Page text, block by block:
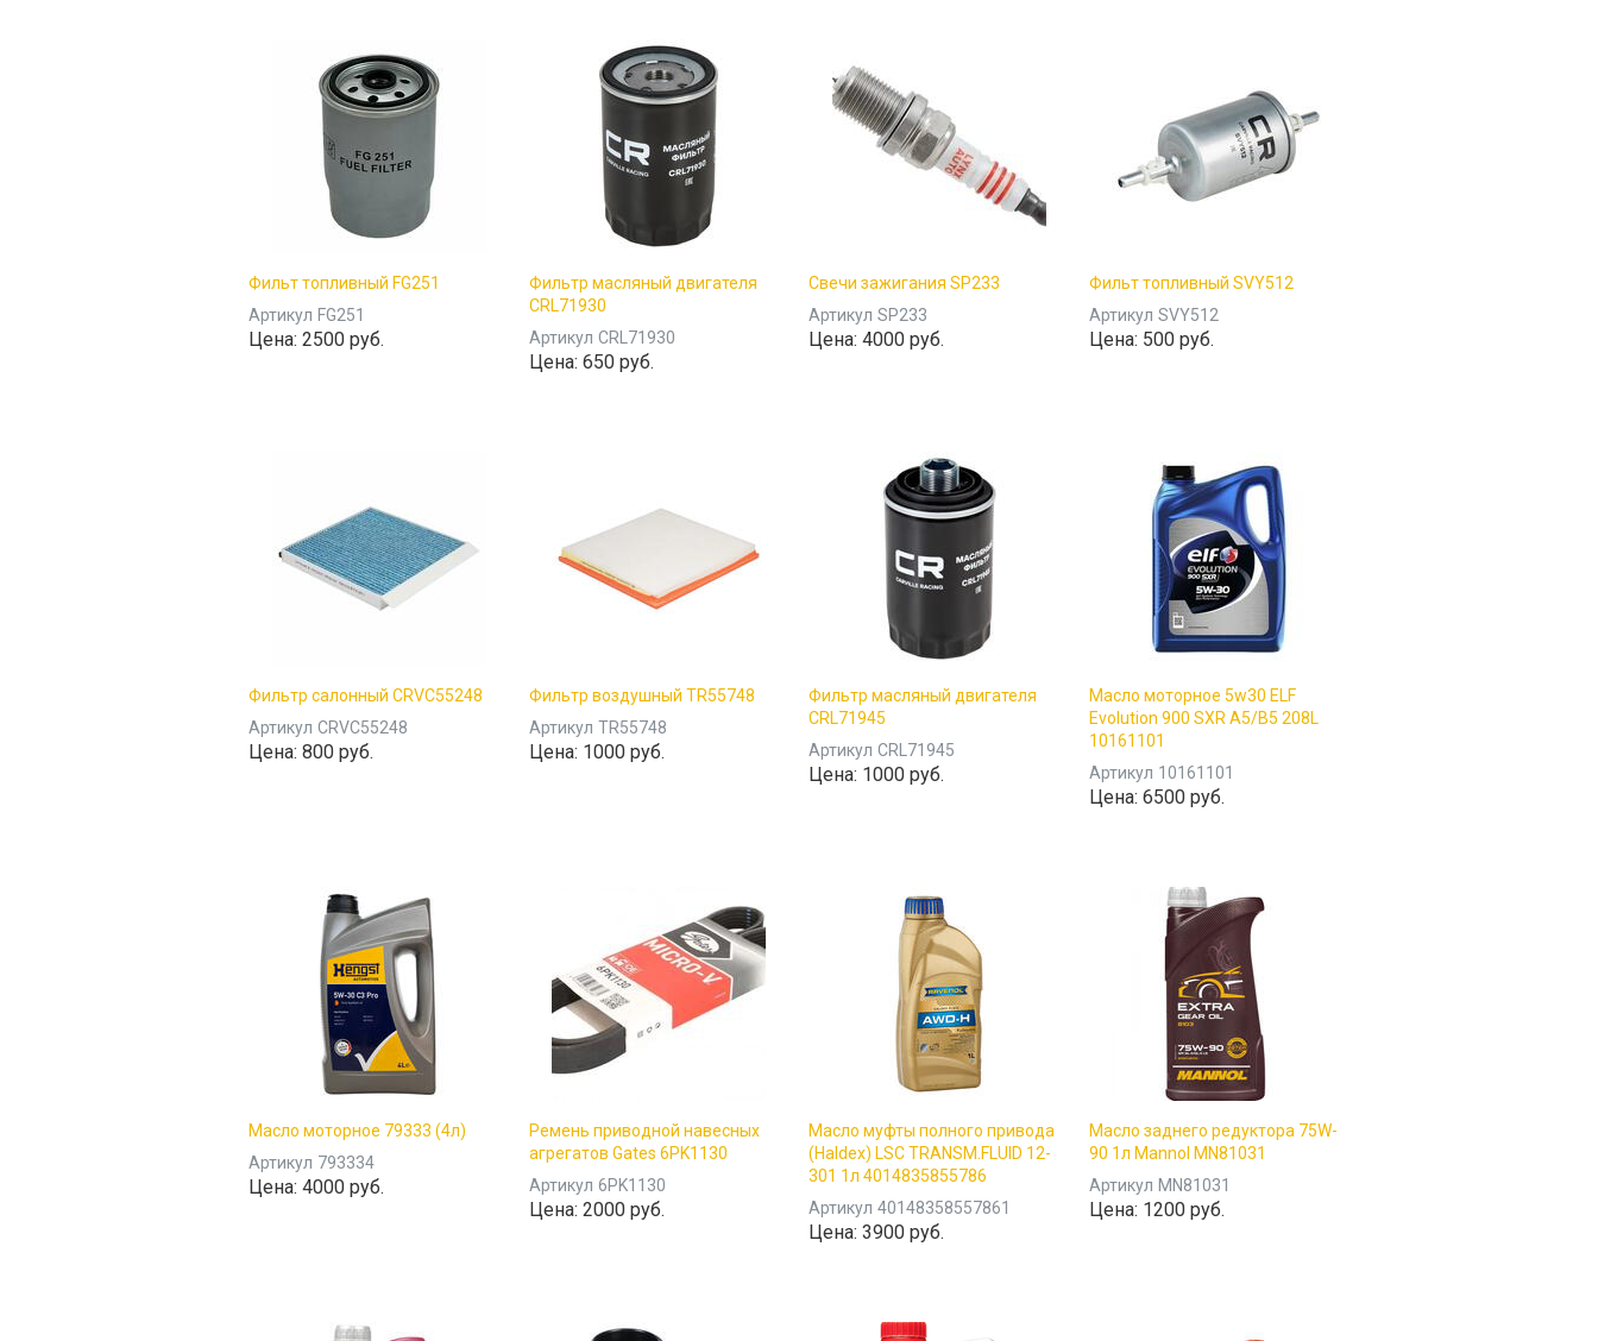
Фильт топливный FG251
Артикул FG251
Цена: 2500 руб.
Фильтр масляный двигателя
CRL71930
Артикул CRL71930
Цена: 650 руб.
Свечи зажигания SP233
Артикул SP233
Цена: 4000 руб.
Фильт топливный SVY512
Артикул SVY512
Цена: 500 руб.
Фильтр салонный CRVC55248
Артикул CRVC55248
Цена: 800 руб.
Фильтр воздушный TR55748
Артикул TR55748
Цена: 1000 руб.
Фильтр масляный двигателя
CRL71945
Артикул CRL71945
Цена: 1000 руб.
Масло моторное 5w30 ELF
Evolution 900 SXR A5/B5 208L
10161101
Артикул 10161101
Цена: 6500 руб.
Масло моторное 79333 (4л)
Артикул 793334
Цена: 4000 руб.
Ремень приводной навесных
агрегатов Gates 6PK1130
Артикул 6PK1130
Цена: 2000 руб.
Масло муфты полного привода
(Haldex) LSC TRANSM.FLUID 12-
301 1л 4014835855786
Артикул 40148358557861
Цена: 3900 руб.
Масло заднего редуктора 75W-
90 1л Mannol MN81031
Артикул MN81031
Цена: 1200 руб.